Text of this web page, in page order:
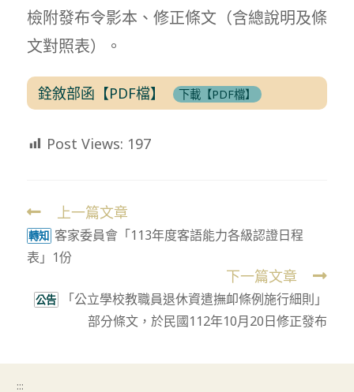
檢附發布令影本、修正條文（含總說明及條
文對照表）。
銓敘部函【PDF檔】 下載【PDF檔】
Post Views: 197
Read
more
articles
上一篇文章
轉知 客家委員會「113年度客語能力各級認證日程
表」1份
下一篇文章
公告
「公立學校教職員退休資遣撫卹條例施行細則」
部分條文，於民國112年10月20日修正發布
:::